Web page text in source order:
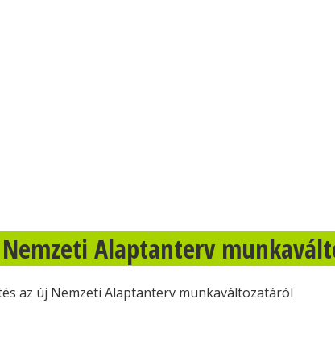
Alaptanterv
az új Nemzeti Alaptanterv munkaváltozatáról